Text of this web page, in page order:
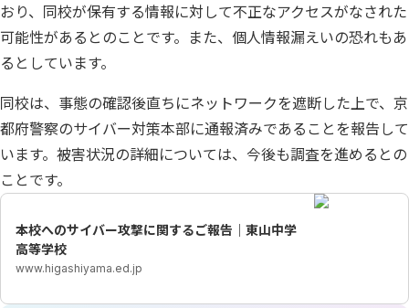
おり、同校が保有する情報に対して不正なアクセスがなされた
可能性があるとのことです。また、個人情報漏えいの恐れもあ
るとしています。
同校は、事態の確認後直ちにネットワークを遮断した上で、京
都府警察のサイバー対策本部に通報済みであることを報告して
います。被害状況の詳細については、今後も調査を進めるとの
ことです。
本校へのサイバー攻撃に関するご報告｜東山中学
高等学校
www.higashiyama.ed.jp